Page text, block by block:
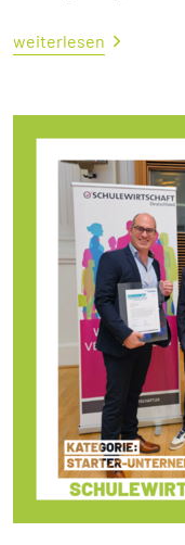
weiterlesen